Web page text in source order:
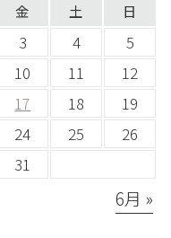
金 土 日
3 4
5
10 11
12
17 18
19
24 25
26
31
6月 »